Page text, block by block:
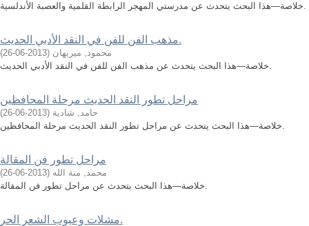
خلاصة—هذا البحث يتحدث عن مدرستي المهجر الرابطة القلمية والعصبة الأندلسية.
مذهب الفن للفن في النقد الأدبي الحديث.
محمود, ميريهان (
2013-06-26
)
خلاصة—هذا البحث يتحدث عن مذهب الفن للفن في النقد الأدبي الحديث.
مراحل تطور النقد الحديث مرحلة المحافظين
حامد, شادية (
2013-06-26
)
خلاصة—هذا البحث يتحدث عن مراحل تطور النقد الحديث مرحلة المحافظين.
مراحل تطور فن المقالة
محمد, منة الله (
2013-06-26
)
خلاصة—هذا البحث يتحدث عن مراحل تطور فن المقالة.
مشلات وعيوب الشعر الحر.